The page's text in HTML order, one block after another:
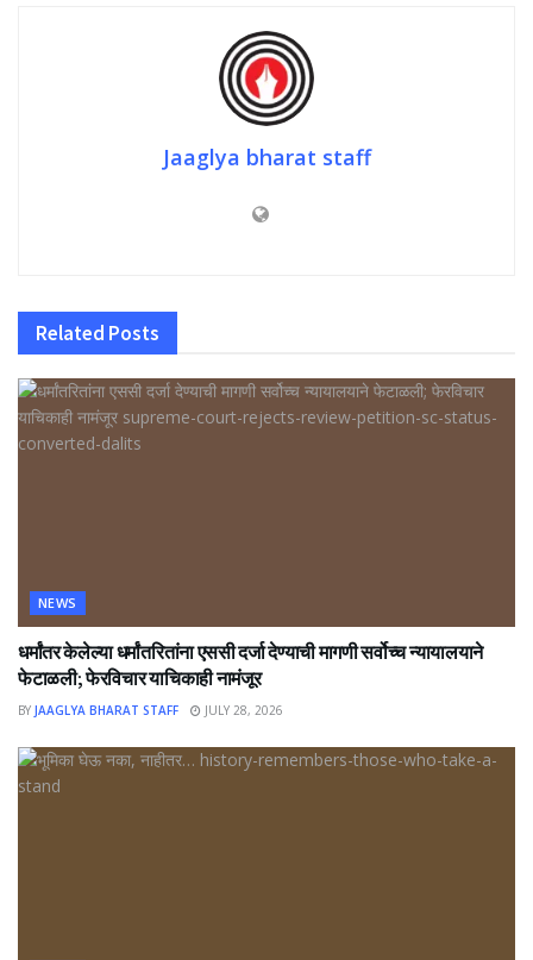
Jaaglya bharat staff
Related Posts
NEWS
धर्मांतर केलेल्या धर्मांतरितांना एससी दर्जा देण्याची मागणी सर्वोच्च न्यायालयाने
फेटाळली; फेरविचार याचिकाही नामंजूर
BY JAAGLYA BHARAT STAFF JULY 28, 2026